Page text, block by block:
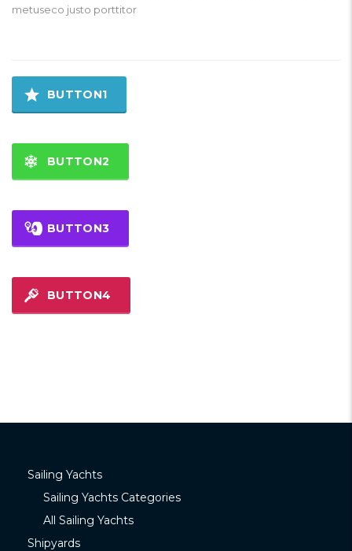
metuseco justo porttitor
BUTTON1
BUTTON2
BUTTON3
BUTTON4
Sailing Yachts
Sailing Yachts Categories
All Sailing Yachts
Shipyards